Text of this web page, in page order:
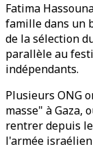
Fatima
famille dans un
de la sélection
parallèle au
indépendants.
Plusieurs ONG
masse" à Gaza,
rentrer depuis
l'armée